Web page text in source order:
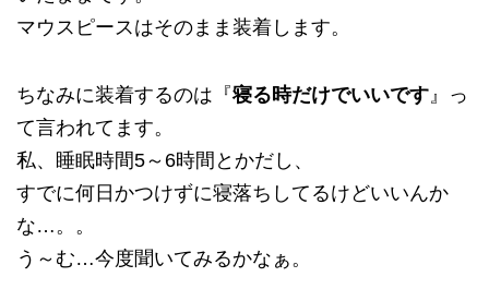
マウスピースはそのまま装着します。
ちなみに装着するのは『寝る時だけでいいです』っ
て言われてます。
私、睡眠時間5～6時間とかだし、
すでに何日かつけずに寝落ちしてるけどいいんか
な…。。
う～む…今度聞いてみるかなぁ。